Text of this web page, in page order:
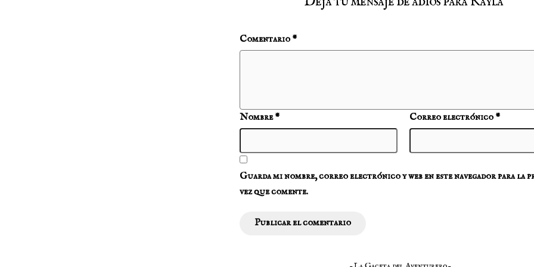
Comentario*
Nombre* Correo electrónico*
Guarda mi nombre, correo electrónico y web en este navegador para la
vez que comente.